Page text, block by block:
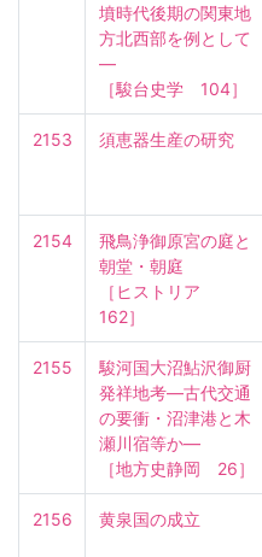
墳時代後期の関東地
方北西部を例として
—
［駿台史学　104］
2153 須恵器生産の研究
2154
飛鳥浄御原宮の庭と
朝堂・朝庭
［ヒストリア
162］
2155
駿河国大沼鮎沢御厨
発祥地考—古代交通
の要衝・沼津港と木
瀬川宿等か—
［地方史静岡　26］
2156 黄泉国の成立